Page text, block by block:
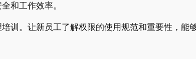
和工作效率。
训。让新员工了解权限的使用规范和重要性，